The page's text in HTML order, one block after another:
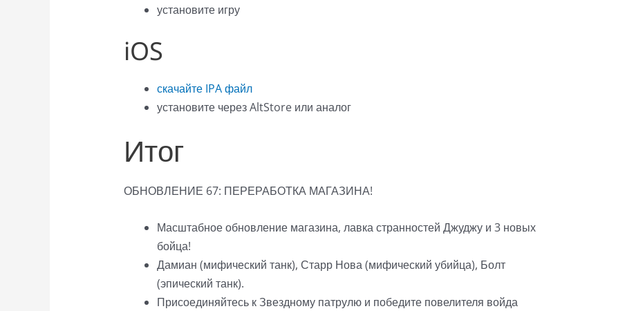
установите игру
iOS
скачайте IPA файл
установите через AltStore или аналог
Итог
ОБНОВЛЕНИЕ 67: ПЕРЕРАБОТКА МАГАЗИНА!
Масштабное обновление магазина, лавка странностей Джуджу и 3 новых
бойца!
Дамиан (мифический танк), Старр Нова (мифический убийца), Болт
(эпический танк).
Присоединяйтесь к Звездному патрулю и победите повелителя войда